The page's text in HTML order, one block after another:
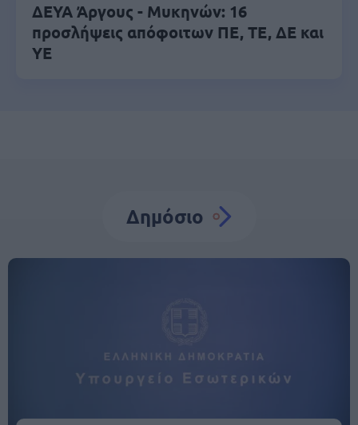
ΔΕΥΑ Άργους - Μυκηνών: 16
προσλήψεις απόφοιτων ΠΕ, ΤΕ, ΔΕ και
ΥΕ
Δημόσιο